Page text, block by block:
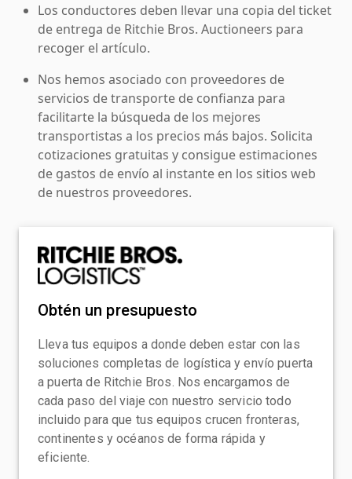
Los conductores deben llevar una copia del ticket
de entrega de Ritchie Bros. Auctioneers para
recoger el artículo.
Nos hemos asociado con proveedores de
servicios de transporte de confianza para
facilitarte la búsqueda de los mejores
transportistas a los precios más bajos. Solicita
cotizaciones gratuitas y consigue estimaciones
de gastos de envío al instante en los sitios web
de nuestros proveedores.
Obtén un presupuesto
Lleva tus equipos a donde deben estar con las
soluciones completas de logística y envío puerta
a puerta de Ritchie Bros. Nos encargamos de
cada paso del viaje con nuestro servicio todo
incluido para que tus equipos crucen fronteras,
continentes y océanos de forma rápida y
eficiente.